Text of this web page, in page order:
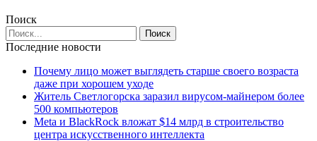
Поиск
Последние новости
Почему лицо может выглядеть старше своего возраста
даже при хорошем уходе
Житель Светлогорска заразил вирусом-майнером более
500 компьютеров
Meta и BlackRock вложат $14 млрд в строительство
центра искусственного интеллекта